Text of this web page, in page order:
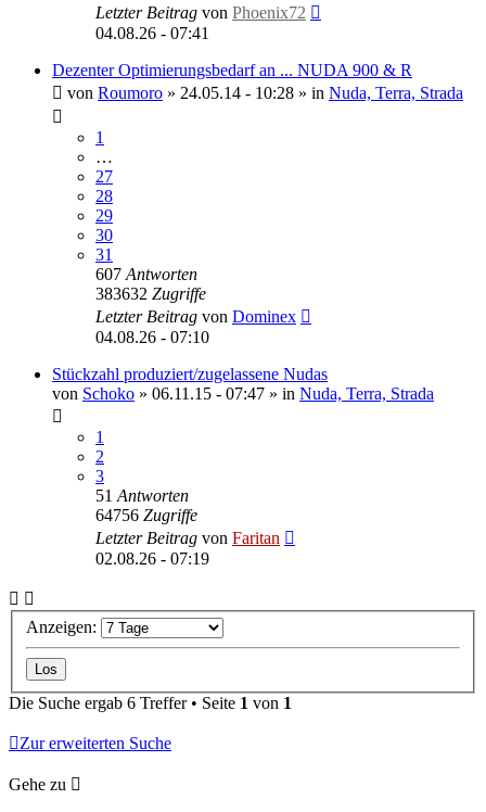
Letzter Beitrag von Phoenix72
04.08.26 - 07:41
Dezenter Optimierungsbedarf an ... NUDA 900 & R
von Roumoro » 24.05.14 - 10:28 » in Nuda, Terra, Strada
1
…
27
28
29
30
31
607 Antworten
383632 Zugriffe
Letzter Beitrag von Dominex
04.08.26 - 07:10
Stückzahl produziert/zugelassene Nudas
von Schoko » 06.11.15 - 07:47 » in Nuda, Terra, Strada
1
2
3
51 Antworten
64756 Zugriffe
Letzter Beitrag von Faritan
02.08.26 - 07:19
Anzeigen:
Die Suche ergab 6 Treffer • Seite 1 von 1
Zur erweiterten Suche
Gehe zu